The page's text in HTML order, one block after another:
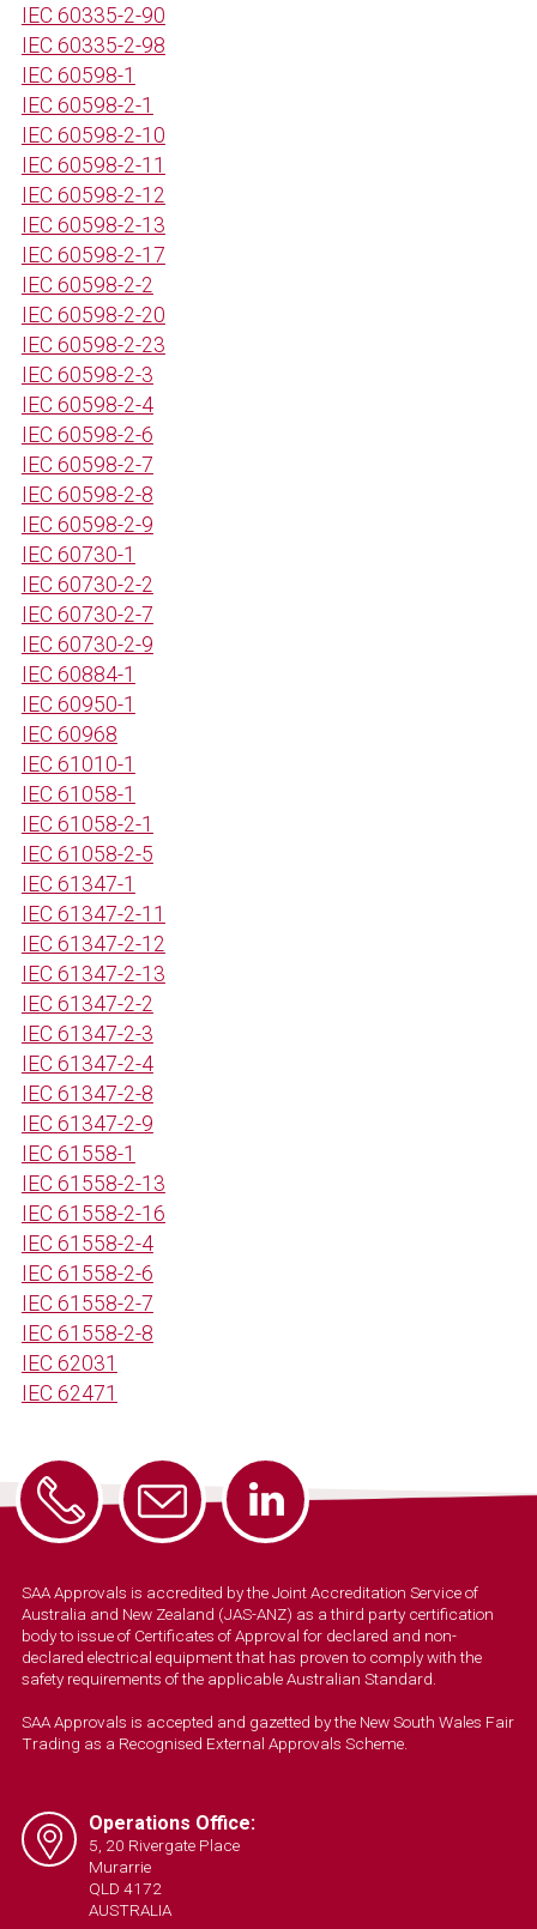
IEC 60335-2-90
IEC 60335-2-98
IEC 60598-1
IEC 60598-2-1
IEC 60598-2-10
IEC 60598-2-11
IEC 60598-2-12
IEC 60598-2-13
IEC 60598-2-17
IEC 60598-2-2
IEC 60598-2-20
IEC 60598-2-23
IEC 60598-2-3
IEC 60598-2-4
IEC 60598-2-6
IEC 60598-2-7
IEC 60598-2-8
IEC 60598-2-9
IEC 60730-1
IEC 60730-2-2
IEC 60730-2-7
IEC 60730-2-9
IEC 60884-1
IEC 60950-1
IEC 60968
IEC 61010-1
IEC 61058-1
IEC 61058-2-1
IEC 61058-2-5
IEC 61347-1
IEC 61347-2-11
IEC 61347-2-12
IEC 61347-2-13
IEC 61347-2-2
IEC 61347-2-3
IEC 61347-2-4
IEC 61347-2-8
IEC 61347-2-9
IEC 61558-1
IEC 61558-2-13
IEC 61558-2-16
IEC 61558-2-4
IEC 61558-2-6
IEC 61558-2-7
IEC 61558-2-8
IEC 62031
IEC 62471
SAA Approvals is accredited by the Joint Accreditation Service of
Australia and New Zealand (JAS-ANZ) as a third party certification
body to issue of Certificates of Approval for declared and non-
declared electrical equipment that has proven to comply with the
safety requirements of the applicable Australian Standard.
SAA Approvals is accepted and gazetted by the New South Wales Fair
Trading as a Recognised External Approvals Scheme.
Operations Office:
5, 20 Rivergate Place
Murarrie
QLD 4172
AUSTRALIA